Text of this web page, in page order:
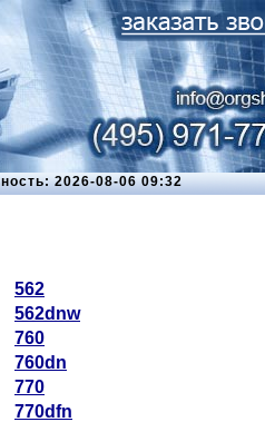
2026-08-06 09:32
562
562dnw
760
760dn
770
770dfn